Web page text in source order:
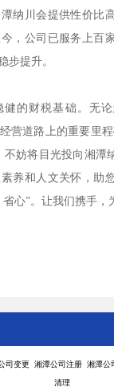
纳川会提供性价比
，公司已服务上百
步提升。
健的财税基础。无
营道路上的重要里
妨将目光投向湘潭
养和人文关怀，助
心”。让我们携手
司变更 湘潭公司注册 湘潭
清理